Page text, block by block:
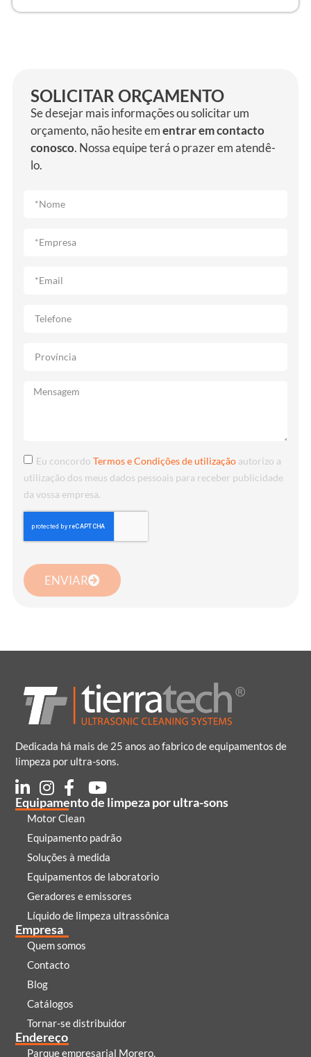
SOLICITAR ORÇAMENTO
Se desejar mais informações ou solicitar um
orçamento, não hesite ementrar em contacto
conosco. Nossa equipe terá o prazer em atendê-
lo.
Eu concordoTermos e Condições de utilização autorizo a
utilização dos meus dados pessoais para receber publicidade
da vossa empresa.
ENVIAR
Dedicada há mais de 25 anos ao fabrico de equipamentos de
limpeza por ultra-sons.
Equipamento de limpeza por ultra-sons
Motor Clean
Equipamento padrão
Soluções à medida
Equipamentos de laboratorio
Geradores e emissores
Líquido de limpeza ultrassônica
Empresa
Quem somos
Contacto
Blog
Catálogos
Tornar-se distribuidor
Endereço
Parque empresarial Morero,